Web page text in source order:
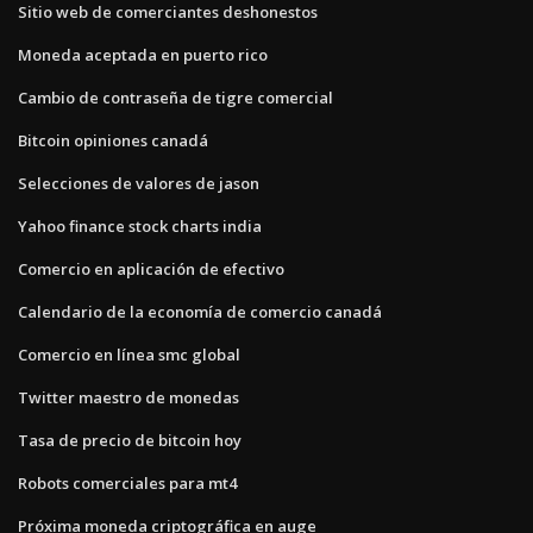
Sitio web de comerciantes deshonestos
Moneda aceptada en puerto rico
Cambio de contraseña de tigre comercial
Bitcoin opiniones canadá
Selecciones de valores de jason
Yahoo finance stock charts india
Comercio en aplicación de efectivo
Calendario de la economía de comercio canadá
Comercio en línea smc global
Twitter maestro de monedas
Tasa de precio de bitcoin hoy
Robots comerciales para mt4
Próxima moneda criptográfica en auge